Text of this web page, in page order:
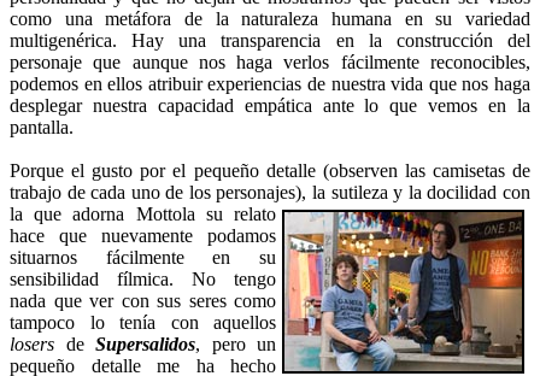
como una metáfora de la naturaleza humana en su variedad
multigenérica. Hay una transparencia en la construcción del
personaje que aunque nos haga verlos fácilmente reconocibles,
podemos en ellos atribuir experiencias de nuestra vida que nos haga
desplegar nuestra capacidad empática ante lo que vemos en la
pantalla.
Porque el gusto por el pequeño detalle (observen las camisetas de
trabajo de cada uno de los personajes), la sutileza y la docilidad con
la que adorna Mottola su relato
hace que nuevamente podamos
situarnos fácilmente en su
sensibilidad fílmica. No tengo
nada que ver con sus seres como
tampoco lo tenía con aquellos
losers de Supersalidos, pero un
pequeño detalle me ha hecho